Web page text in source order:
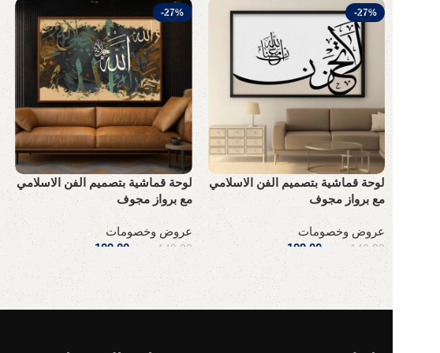
-27%
لوحة قماشية بتصميم الفن الاسلامي
مع برواز مجوف
عروض وخصومات
149,00 ر.س 109,00 ر.س
إضافة إلى السلة
-27%
لوحة قماشية بتصميم الفن الاسلامي
مع برواز مجوف
عروض وخصومات
149,00 ر.س 109,00 ر.س
إضافة إلى السلة
Read More